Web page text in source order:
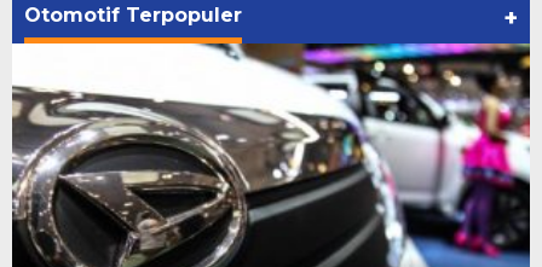
Otomotif Terpopuler +